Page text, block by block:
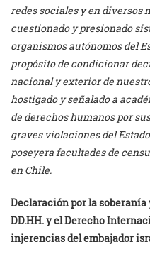
redes sociales y en diversos
cuestionado y presionado
organismos autónomos del
propósito de condicionar
nacional y exterior de
hostigado y señalado a
de derechos humanos por
graves violaciones del
poseyera facultades de
en Chile.
Declaración por la soberanía
DD.HH. y el Derecho
injerencias del embajador